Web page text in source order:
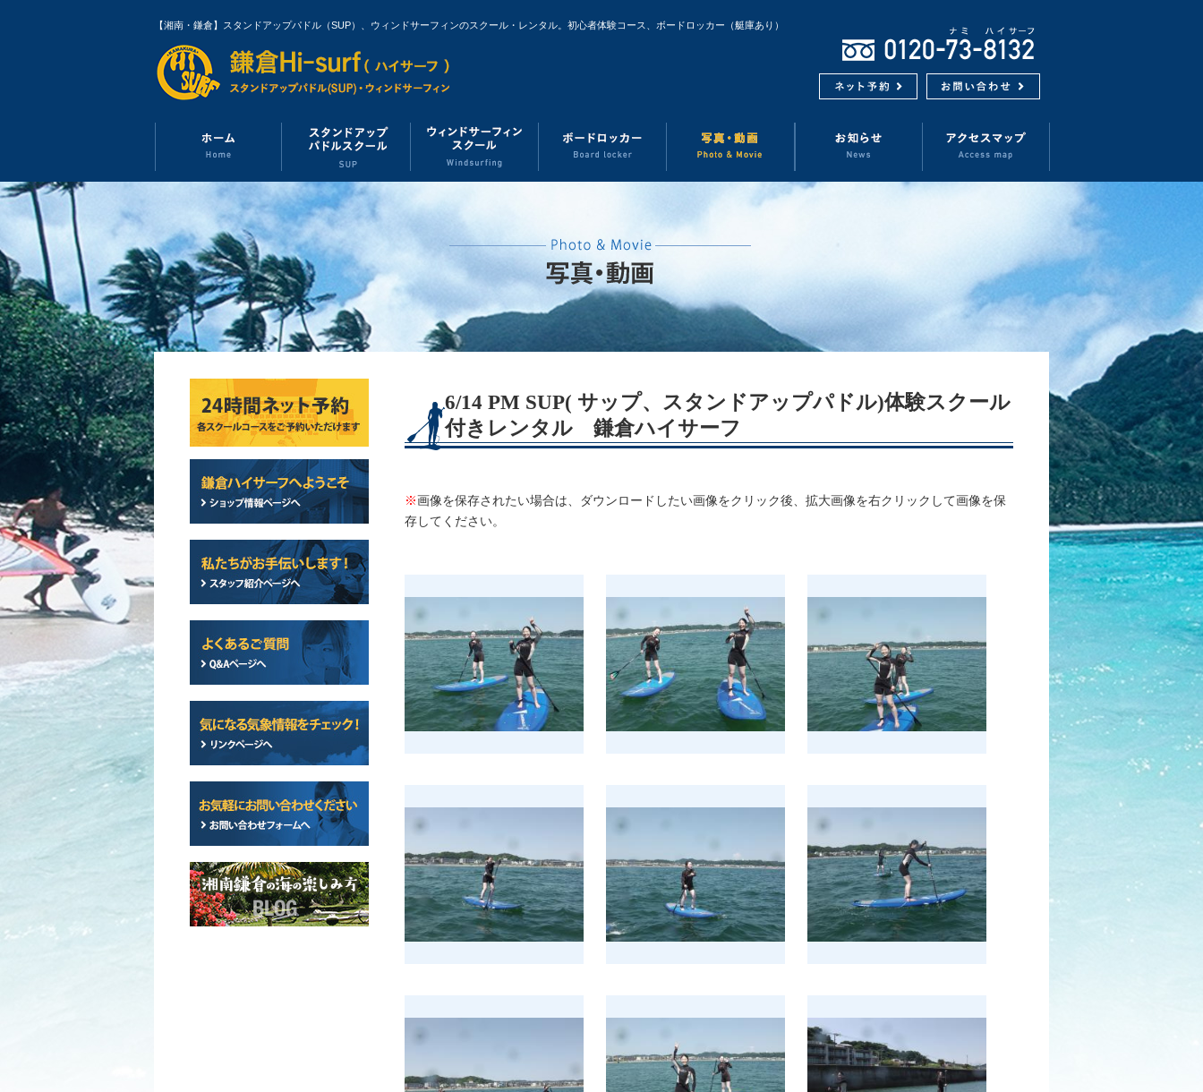
【湘南・鎌倉】スタンドアップパドル（SUP）、ウィンドサーフィンのスクール・レンタル。初心者体験コース、ボードロッカー（艇庫あり）
6/14 PM SUP( サップ、スタンドアップパドル)体験スクール
付きレンタル 鎌倉ハイサーフ
※画像を保存されたい場合は、ダウンロードしたい画像をクリック後、拡大画像を右クリックして画像を保
存してください。